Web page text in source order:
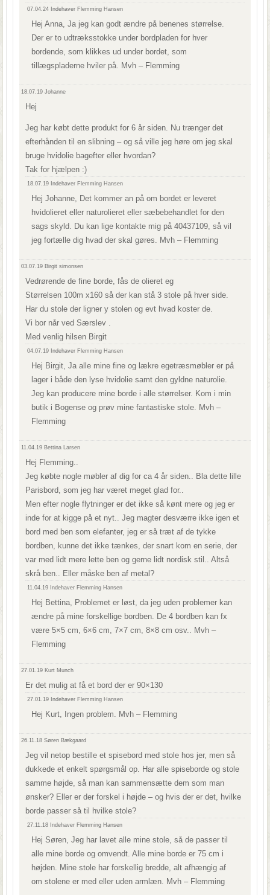
07.04.24 Indehaver Flemming Hansen
Hej Anna, Ja jeg kan godt ændre på benenes størrelse.
Der er to udtræksstokke under bordpladen for hver
bordende, som klikkes ud under bordet, som
tillægspladerne hviler på. Mvh – Flemming
18.07.19Johanne
Hej
Jeg har købt dette produkt for 6 år siden. Nu trænger det
efterhånden til en slibning – og så ville jeg høre om jeg skal
bruge hvidolie bagefter eller hvordan?
Tak for hjælpen :)
18.07.19 Indehaver Flemming Hansen
Hej Johanne, Det kommer an på om bordet er leveret
hvidolieret eller naturolieret eller sæbebehandlet for den
sags skyld. Du kan lige kontakte mig på 40437109, så vil
jeg fortælle dig hvad der skal gøres. Mvh – Flemming
03.07.19 Birgit simonsen
Vedrørende de fine borde, fås de olieret eg
Størrelsen 100m x160 så der kan stå 3 stole på hver side.
Har du stole der ligner y stolen og evt hvad koster de.
Vi bor når ved Særslev .
Med venlig hilsen Birgit
04.07.19 Indehaver Flemming Hansen
Hej Birgit, Ja alle mine fine og lækre egetræsmøbler er på
lager i både den lyse hvidolie samt den gyldne naturolie.
Jeg kan producere mine borde i alle størrelser. Kom i min
butik i Bogense og prøv mine fantastiske stole. Mvh –
Flemming
11.04.19 Bettina Larsen
Hej Flemming..
Jeg købte nogle møbler af dig for ca 4 år siden.. Bla dette lille
Parisbord, som jeg har været meget glad for..
Men efter nogle flytninger er det ikke så kønt mere og jeg er
inde for at kigge på et nyt.. Jeg magter desværre ikke igen et
bord med ben som elefanter, jeg er så træt af de tykke
bordben, kunne det ikke tænkes, der snart kom en serie, der
var med lidt mere lette ben og gerne lidt nordisk stil.. Altså
skrå ben.. Eller måske ben af metal?
11.04.19 Indehaver Flemming Hansen
Hej Bettina, Problemet er løst, da jeg uden problemer kan
ændre på mine forskellige bordben. De 4 bordben kan fx
være 5×5 cm, 6×6 cm, 7×7 cm, 8×8 cm osv.. Mvh –
Flemming
27.01.19 Kurt Munch
Er det mulig at få et bord der er 90×130
27.01.19 Indehaver Flemming Hansen
Hej Kurt, Ingen problem. Mvh – Flemming
26.11.18Søren Bækgaard
Jeg vil netop bestille et spisebord med stole hos jer, men så
dukkede et enkelt spørgsmål op. Har alle spiseborde og stole
samme højde, så man kan sammensætte dem som man
ønsker? Eller er der forskel i højde – og hvis der er det, hvilke
borde passer så til hvilke stole?
27.11.18 Indehaver Flemming Hansen
Hej Søren, Jeg har lavet alle mine stole, så de passer til
alle mine borde og omvendt. Alle mine borde er 75 cm i
højden. Mine stole har forskellig bredde, alt afhængig af
om stolene er med eller uden armlæn. Mvh – Flemming